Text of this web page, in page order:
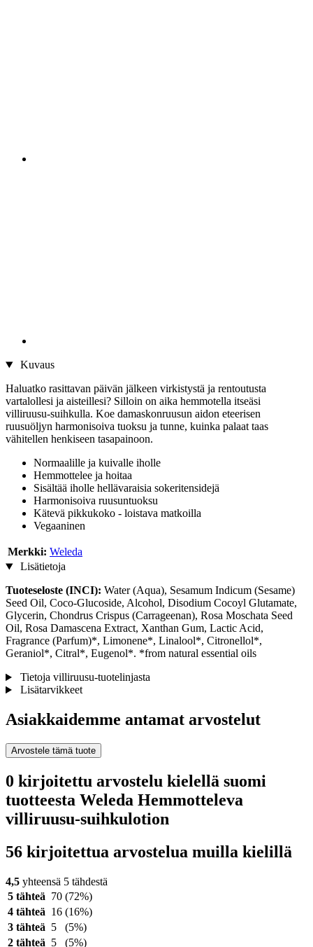
Kuvaus
Haluatko rasittavan päivän jälkeen virkistystä ja rentoutusta
vartalollesi ja aisteillesi? Silloin on aika hemmotella itseäsi
villiruusu-suihkulla. Koe damaskonruusun aidon eteerisen
ruusuöljyn harmonisoiva tuoksu ja tunne, kuinka palaat taas
vähitellen henkiseen tasapainoon.
Normaalille ja kuivalle iholle
Hemmottelee ja hoitaa
Sisältää iholle hellävaraisia sokeritensidejä
Harmonisoiva ruusuntuoksu
Kätevä pikkukoko - loistava matkoilla
Vegaaninen
Merkki: Weleda
Lisätietoja
Tuoteseloste (INCI): Water (Aqua), Sesamum Indicum (Sesame)
Seed Oil, Coco-Glucoside, Alcohol, Disodium Cocoyl Glutamate,
Glycerin, Chondrus Crispus (Carrageenan), Rosa Moschata Seed
Oil, Rosa Damascena Extract, Xanthan Gum, Lactic Acid,
Fragrance (Parfum)*, Limonene*, Linalool*, Citronellol*,
Geraniol*, Citral*, Eugenol*. *from natural essential oils
Tietoja villiruusu-tuotelinjasta
Lisätarvikkeet
Asiakkaidemme antamat arvostelut
Arvostele tämä tuote
0 kirjoitettu arvostelu kielellä suomi
tuotteesta Weleda Hemmotteleva
villiruusu-suihkulotion
56 kirjoitettua arvostelua muilla kielillä
4,5 yhteensä 5 tähdestä
5 tähteä 70 (72%)
4 tähteä 16 (16%)
3 tähteä 5
(5%)
2 tähteä 5 (5%)